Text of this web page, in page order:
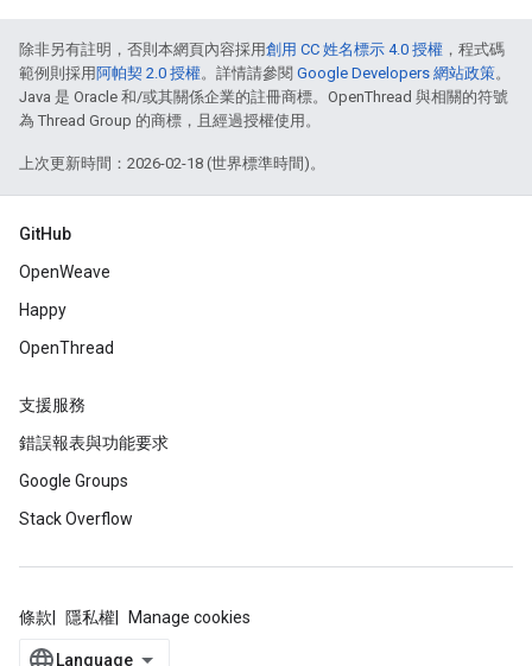
除非另有註明，否則本網頁內容採用創用 CC 姓名標示 4.0 授權 ，程式碼
範例則採用 阿帕契 2.0 授權。詳情請參閱 Google Developers 網站政策。
Java 是 Oracle 和/或其關係企業的註冊商標。OpenThread 與相關的符號
為 Thread Group 的商標，且經過授權使用。
上次更新時間：2026-02-18 (世界標準時間)。
GitHub
OpenWeave
Happy
OpenThread
支援服務
錯誤報表與功能要求
Google Groups
Stack Overflow
條款 隱私權 Manage cookies